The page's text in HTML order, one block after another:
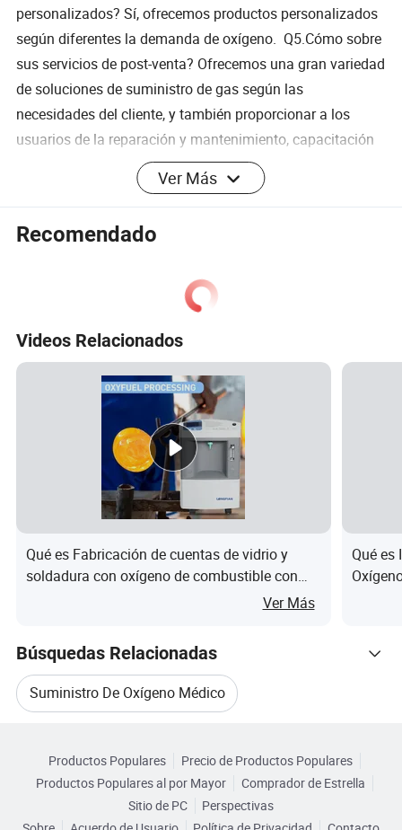
personalizados? Sí, ofrecemos productos personalizados
según diferentes la demanda de oxígeno. Q5.Cómo sobre
sus servicios de post-venta? Ofrecemos una gran variedad
de soluciones de suministro de gas según las
necesidades del cliente, y también proporcionar a los
usuarios de la reparación y mantenimiento, capacitación
técnica y asesoramiento técnico en materia de equipos
generadores de nitrógeno, oxígeno y equipo relacionado.
Ver Más
Recomendado
Videos Relacionados
Qué es Fabricación de cuentas de vidrio y
soldadura con oxígeno de combustible con
20psi 1.4bar concentrador de oxígenoVer Más
Qué es
Búsquedas Relacionadas
Suministro De Oxígeno Médico
Maquinaria De Oxígeno Médico
Productos Populares
Precio de Productos Populares
Productos Populares al por Mayor
Comprador de Estrella
Sitio de PC
Perspectivas